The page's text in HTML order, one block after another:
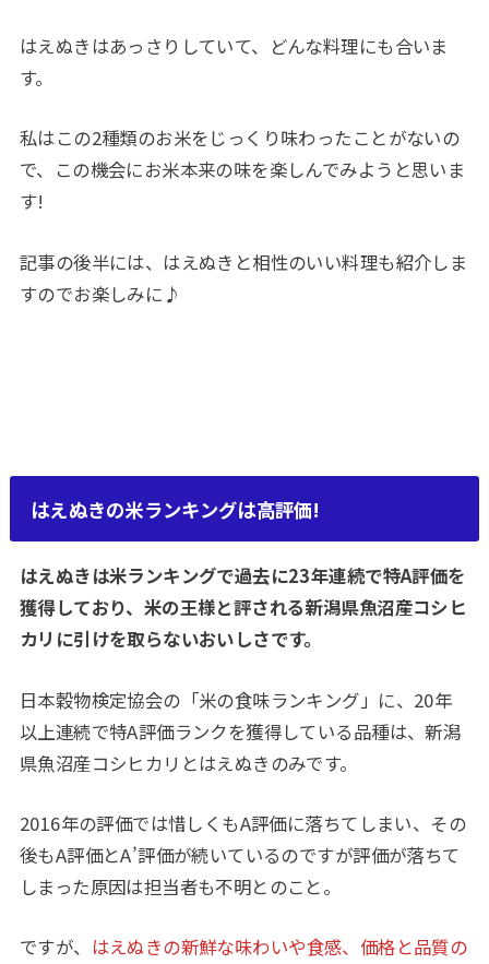
はえぬきはあっさりしていて、どんな料理にも合いま
す。
私はこの2種類のお米をじっくり味わったことがないの
で、この機会にお米本来の味を楽しんでみようと思いま
す!
記事の後半には、はえぬきと相性のいい料理も紹介しま
すのでお楽しみに♪
はえぬきの米ランキングは高評価!
はえぬきは米ランキングで過去に23年連続で特A評価を
獲得しており、米の王様と評される新潟県魚沼産コシヒ
カリに引けを取らないおいしさです。
日本穀物検定協会の「米の食味ランキング」に、20年
以上連続で特A評価ランクを獲得している品種は、新潟
県魚沼産コシヒカリとはえぬきのみです。
2016年の評価では惜しくもA評価に落ちてしまい、その
後もA評価とA’評価が続いているのですが評価が落ちて
しまった原因は担当者も不明とのこと。
ですが、 はえぬきの新鮮な味わいや食感、価格と品質の